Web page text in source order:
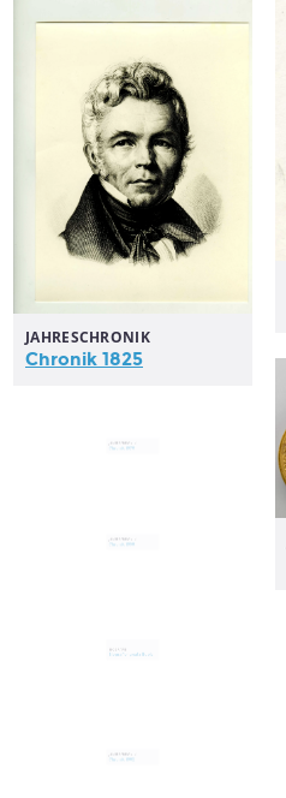
JAHRESCHRONIK
Chronik 1825
Chronik 1970
Chronik 1958
Chronik 1962